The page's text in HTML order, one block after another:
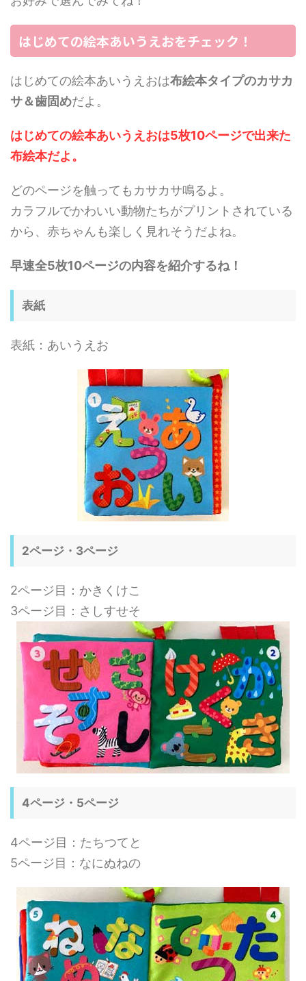
はじめての絵本あいうえおをチェック！
はじめての絵本あいうえおは布絵本タイプのカサカ
サ＆歯固めだよ。
はじめての絵本あいうえおは5枚10ページで出来た
布絵本だよ。
どのページを触ってもカサカサ鳴るよ。
カラフルでかわいい動物たちがプリントされている
から、赤ちゃんも楽しく見れそうだよね。
早速全5枚10ページの内容を紹介するね！
表紙
表紙：あいうえお
2ページ・3ページ
2ページ目：かきくけこ
3ページ目：さしすせそ
4ページ・5ページ
4ページ目：たちつてと
5ページ目：なにぬねの